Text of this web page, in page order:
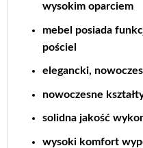
wysokim oparciem
mebel posiada
pościel
elegancki,
nowoczesne
solidna jakość
wysoki komfort